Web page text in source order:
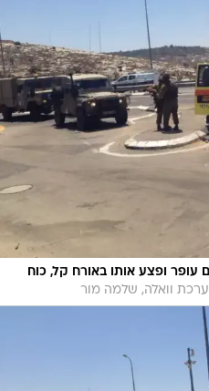
עופר ופצע אותו באורח קל, כוח
וואלה, שלמה מור